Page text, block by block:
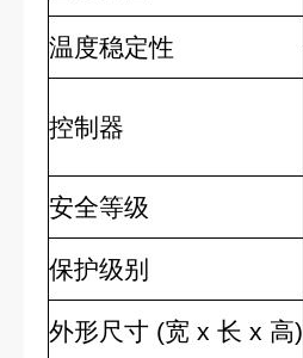
温度稳定性
控制器
安全等级
保护级别
外形尺寸 (宽 x 长 x 高)